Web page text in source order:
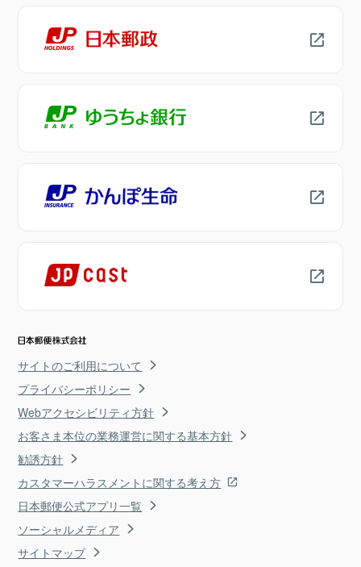
サイトのご利用について
プライバシーポリシー
Webアクセシビリティ方針
お客さま本位の業務運営に関する基本方針
勧誘方針
カスタマーハラスメントに関する考え方
日本郵便公式アプリ一覧
ソーシャルメディア
サイトマップ